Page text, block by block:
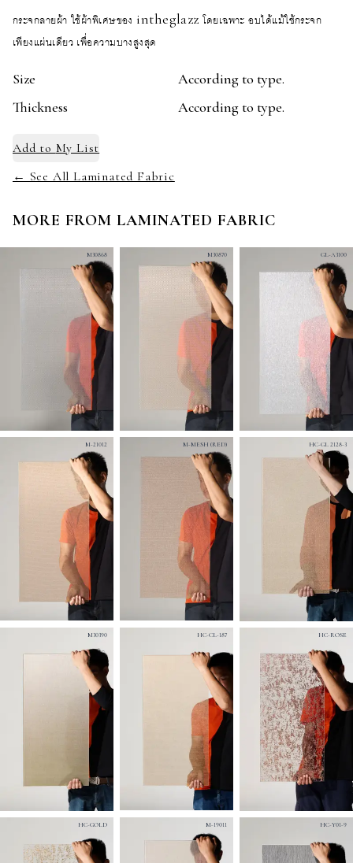
กระจกลายผ้า ใช้ผ้าพิเศษของ intheglazz โดยเฉพาะ อบได้แม้ใช้กระจก
เพียงแผ่นเดียว เพื่อความบางสูงสุด
Size
According to type.
Thickness
According to type.
Add to My List
← See All Laminated Fabric
MORE FROM LAMINATED FABRIC
M30868 M30870 GL-A3100
M-21012 M-MESH (RED) HC-GL 2128-3
M30390 HC-CL-187 HC-ROSE
HC-GOLD M-19011 HC-Y01-9